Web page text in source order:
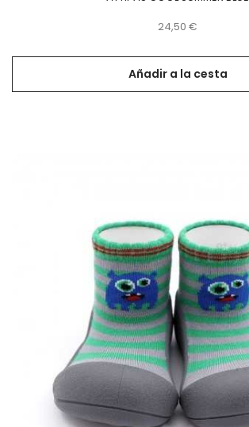
Precio
24,50 €
Añadir a la cesta